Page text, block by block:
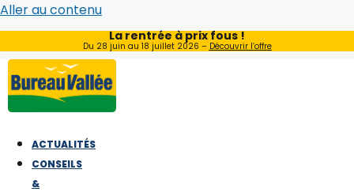
Aller au contenu
La rentrée à prix fous !
Du 28 juin au 18 juillet 2026 – Découvrir l’offre
ACTUALITÉS
CONSEILS
&